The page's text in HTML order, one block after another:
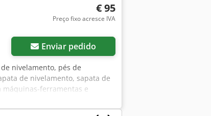
€ 95
Preço fixo acresce IVA
Enviar pedido
nivelamento, pés de
de nivelamento, sapata de
máquinas-ferramentas e
cada um: